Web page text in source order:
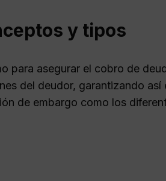
y tipos
para asegurar el cobro de
del deudor, garantizando así
de embargo como los